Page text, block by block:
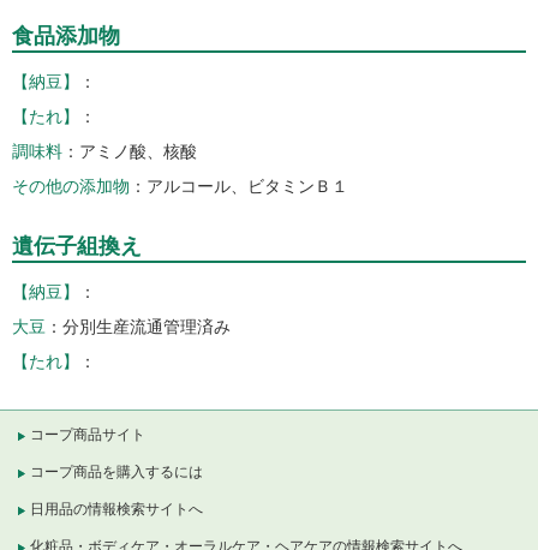
食品添加物
【納豆】
【たれ】
調味料
アミノ酸、核酸
その他の添加物
アルコール、ビタミンＢ１
遺伝子組換え
【納豆】
大豆
分別生産流通管理済み
【たれ】
コープ商品サイト
コープ商品を購入するには
日用品の情報検索サイトへ
化粧品・ボディケア・オーラルケア・ヘアケアの情報検索サイトへ